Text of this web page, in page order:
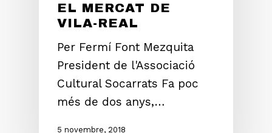
EL MERCAT DE
VILA-REAL
Per Fermí Font Mezquita
President de l'Associació
Cultural Socarrats Fa poc
més de dos anys,…
5 novembre, 2018